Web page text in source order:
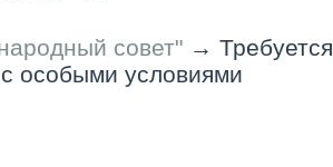
совет" → Требуется
особыми условиями